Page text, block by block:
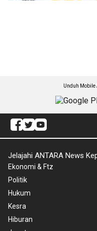
Unduh Mobile
Jelajahi ANTARA News
Ekonomi & Ftz
Politik
Hukum
Kesra
Hiburan